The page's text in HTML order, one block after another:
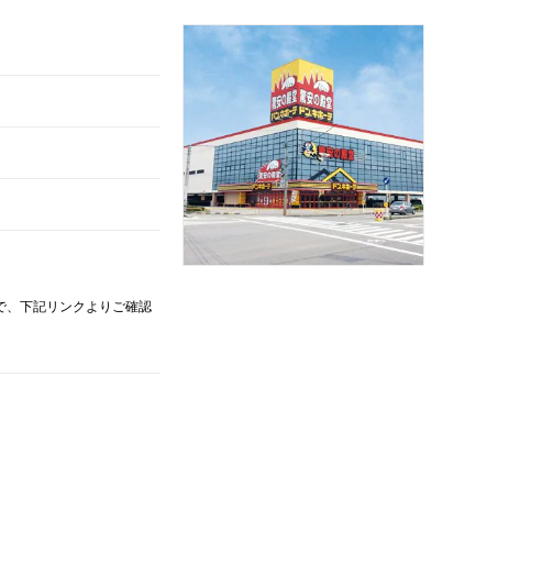
、下記リンクよりご確認